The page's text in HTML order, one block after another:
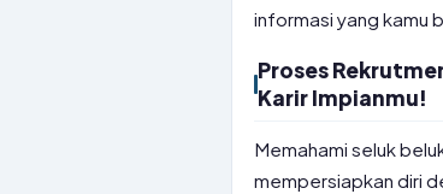
informasi yang kamu
Proses
Karir Impianmu!
Memahami seluk
mempersiapkan diri